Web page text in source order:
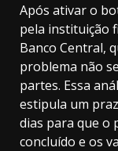
Após ativar o
pela instituição
Banco Central,
problema não
partes. Essa
estipula um
dias para que o
concluído e os